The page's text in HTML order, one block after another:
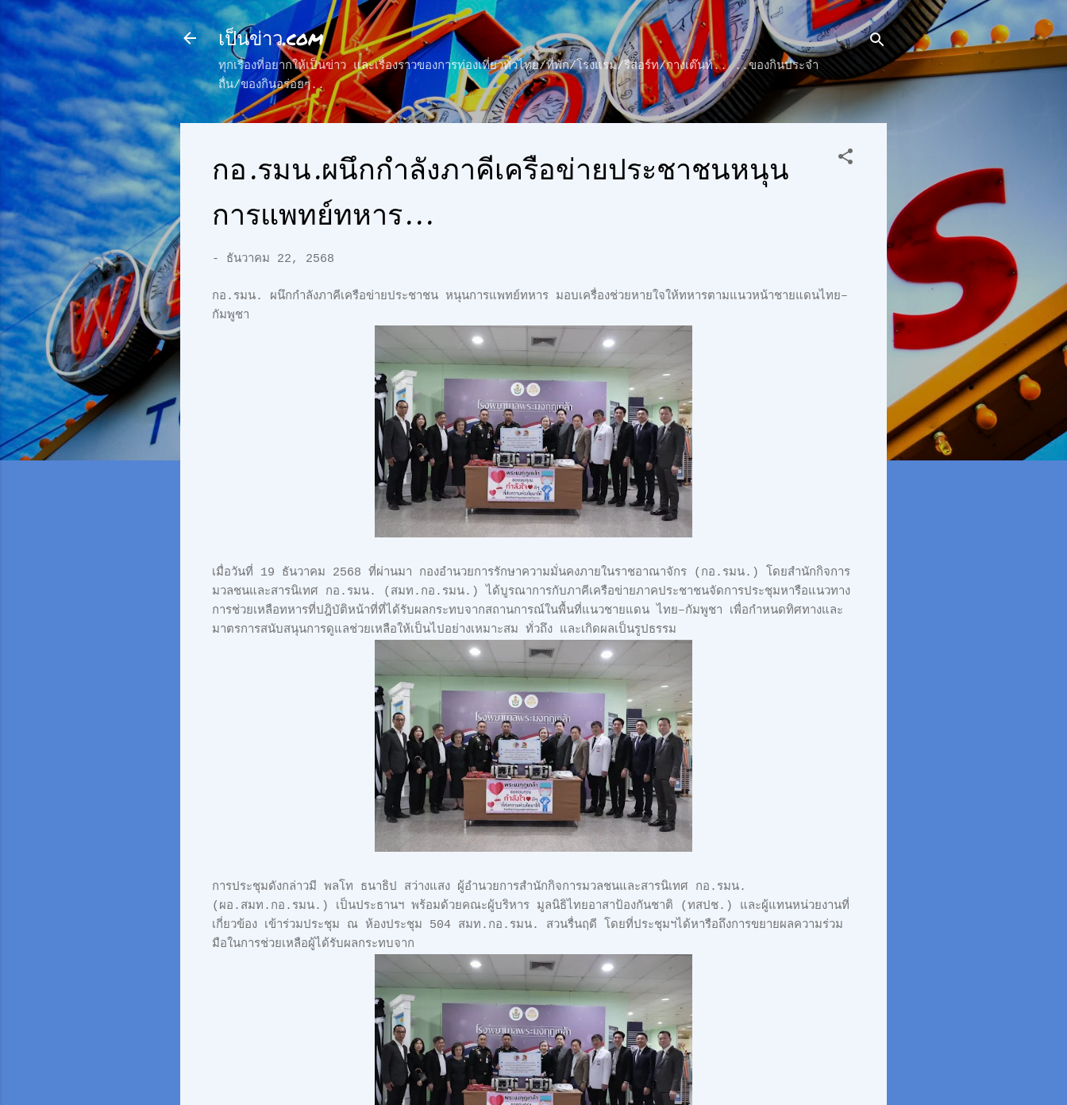
ข้ามไปที่เนื้อหาหลัก
เป็นข่าว.com
ทุกเรื่องที่อยากให้เป็นข่าว และเรื่องราวของการท่องเที่ยวทั่วไทย/ที่พัก/โรงแรม/รีสอร์ท/กางเต๊นท์.. ..ของกินประจำ
ถื่น/ของกินอร่อยๆ..
กอ.รมน.ผนึกกำลังภาคีเครือข่ายประชาชนหนุน
การแพทย์ทหาร...
- ธันวาคม 22, 2568
กอ.รมน. ผนึกกำลังภาคีเครือข่ายประชาชน หนุนการแพทย์ทหาร มอบเครื่องช่วยหายใจให้ทหารตามแนวหน้าชายแดนไทย–
กัมพูชา
เมื่อวันที่ 19 ธันวาคม 2568 ที่ผ่านมา กองอำนวยการรักษาความมั่นคงภายในราชอาณาจักร (กอ.รมน.) โดยสำนักกิจการ
มวลชนและสารนิเทศ กอ.รมน. (สมท.กอ.รมน.) ได้บูรณาการกับภาคีเครือข่ายภาคประชาชนจัดการประชุมหารือแนวทาง
การช่วยเหลือทหารที่ปฎิบัติหน้าที่ที่ได้รับผลกระทบจากสถานการณ์ในพื้นที่แนวชายแดน ไทย–กัมพูชา เพื่อกำหนดทิศทางและ
มาตรการสนับสนุนการดูแลช่วยเหลือให้เป็นไปอย่างเหมาะสม ทั่วถึง และเกิดผลเป็นรูปธรรม
การประชุมดังกล่าวมี พลโท ธนาธิป สว่างแสง ผู้อำนวยการสำนักกิจการมวลชนและสารนิเทศ กอ.รมน.
(ผอ.สมท.กอ.รมน.) เป็นประธานฯ พร้อมด้วยคณะผู้บริหาร มูลนิธิไทยอาสาป้องกันชาติ (ทสปช.) และผู้แทนหน่วยงานที่
เกี่ยวข้อง เข้าร่วมประชุม ณ ห้องประชุม 504 สมท.กอ.รมน. สวนรื่นฤดี โดยที่ประชุมฯได้หารือถึงการขยายผลความร่วม
มือในการช่วยเหลือผู้ได้รับผลกระทบจาก